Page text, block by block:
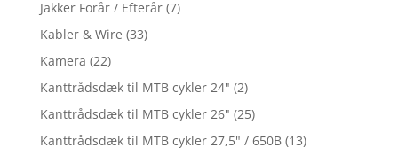
Jakker Forår / Efterår (7)
Kabler & Wire (33)
Kamera (22)
Kanttrådsdæk til MTB cykler 24" (2)
Kanttrådsdæk til MTB cykler 26" (25)
Kanttrådsdæk til MTB cykler 27,5" / 650B (13)